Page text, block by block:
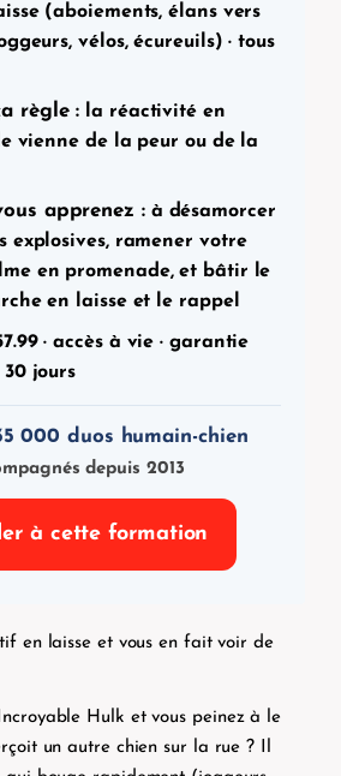
(aboiements, élans vers
vélos, écureuils) · tous
règle : la réactivité en
vienne de la peur ou de la
apprenez :à désamorcer
explosives, ramener votre
en promenade, et bâtir le
en laisse et le rappel
· accès à vie · garantie
jours
000 duos humain-chien
depuis 2013
à cette formation
en laisse et vous en fait voir de
Hulk et vous peinez à le
un autre chien sur la rue ? Il